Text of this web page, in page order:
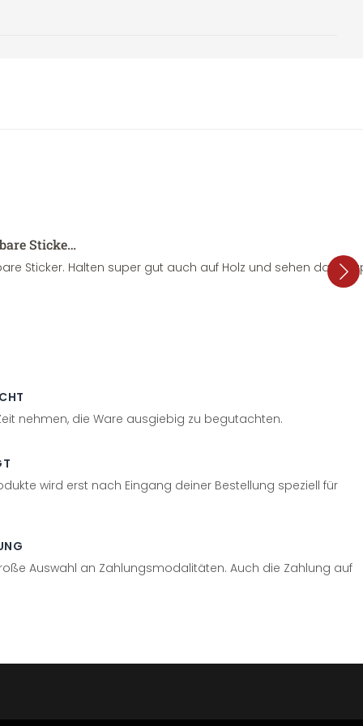
Sticke…
Sticker. Halten super gut auch auf Holz und sehen dazu
nehmen, die Ware ausgiebig zu begutachten.
wird erst nach Eingang deiner Bestellung speziell für
Auswahl an Zahlungsmodalitäten. Auch die Zahlung auf